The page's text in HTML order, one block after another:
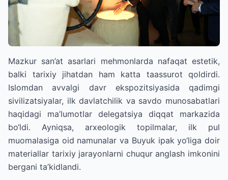
Mazkur san’at asarlari mehmonlarda nafaqat estetik,
balki tarixiy jihatdan ham katta taassurot qoldirdi.
Islomdan avvalgi davr ekspozitsiyasida qadimgi
sivilizatsiyalar, ilk davlatchilik va savdo munosabatlari
haqidagi ma’lumotlar delegatsiya diqqat markazida
bo‘ldi. Ayniqsa, arxeologik topilmalar, ilk pul
muomalasiga oid namunalar va Buyuk ipak yo‘liga doir
materiallar tarixiy jarayonlarni chuqur anglash imkonini
bergani ta’kidlandi.